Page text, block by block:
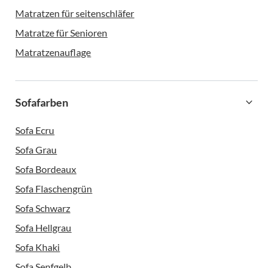
Matratzen für seitenschläfer
Matratze für Senioren
Matratzenauflage
Sofafarben
Sofa Ecru
Sofa Grau
Sofa Bordeaux
Sofa Flaschengrün
Sofa Schwarz
Sofa Hellgrau
Sofa Khaki